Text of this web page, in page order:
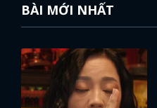
BÀI MỚI NHẤT